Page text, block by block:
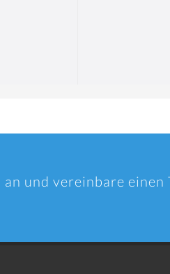
und vereinbare